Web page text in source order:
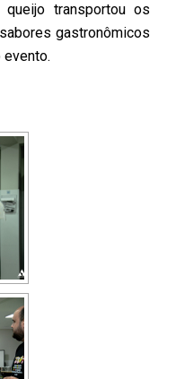
transportou os
gastronômicos